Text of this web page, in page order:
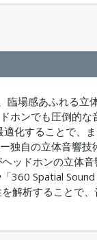
臨場感あふれる立
ホンでも圧倒的
化することで、
独自の立体音響技
ッドホンの立体
360 Spatial
解析することで